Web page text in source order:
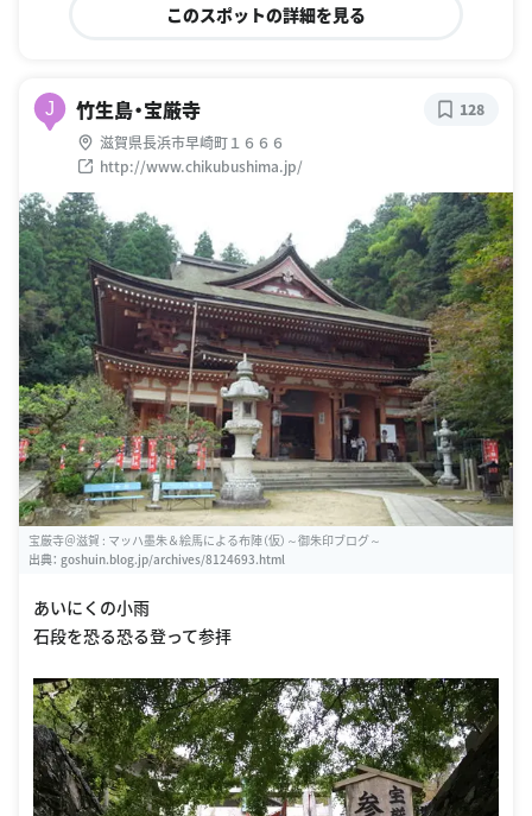
このスポットの詳細を見る
J 竹生島・宝厳寺
滋賀県長浜市早崎町１６６６
http://www.chikubushima.jp/
128
宝厳寺＠滋賀 : マッハ墨朱＆絵馬による布陣（仮）～御朱印ブログ～
出典： goshuin.blog.jp/archives/8124693.html
あいにくの小雨
石段を恐る恐る登って参拝